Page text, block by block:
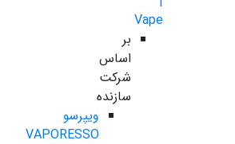
Vape
بر
اساس
شرکت
سازنده
ویپرسو
VAPORESSO